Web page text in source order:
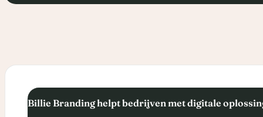
Billie Branding helpt bedrijven met digitale